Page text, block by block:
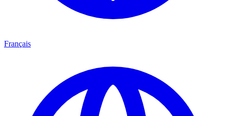
Français